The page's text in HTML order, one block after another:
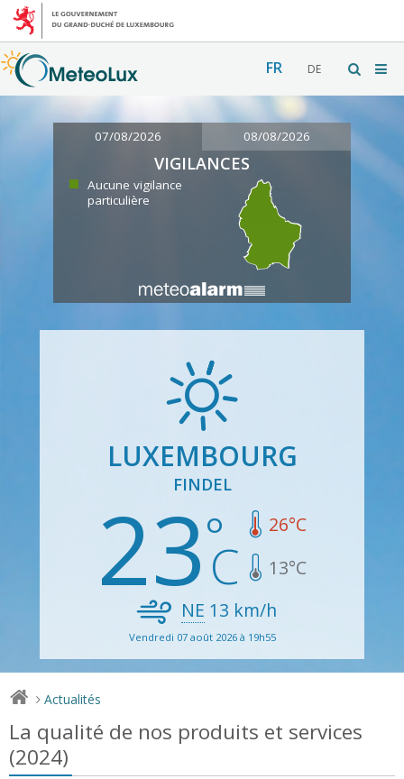
FR DE
07/08/2026 08/08/2026
VIGILANCES
Aucune vigilance
particulière
LUXEMBOURG
FINDEL
23 26°C
13°C
NE 13 km/h
Vendredi 07 août 2026 à 19h55
> Actualités
La qualité de nos produits et services
(2024)